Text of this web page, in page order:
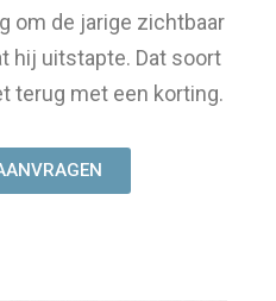
om de jarige zichtbaar
hij uitstapte. Dat soort
terug met een korting.